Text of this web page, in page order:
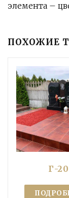
элемента –
ПОХОЖИЕ
Г-20